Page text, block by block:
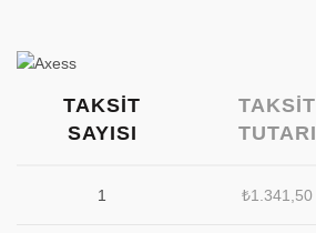
TAKSIT
SAYISI
TAKSIT
TUTARI
1 ₺1.341,50